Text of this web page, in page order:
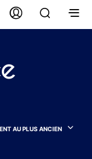
AU PLUS ANCIEN